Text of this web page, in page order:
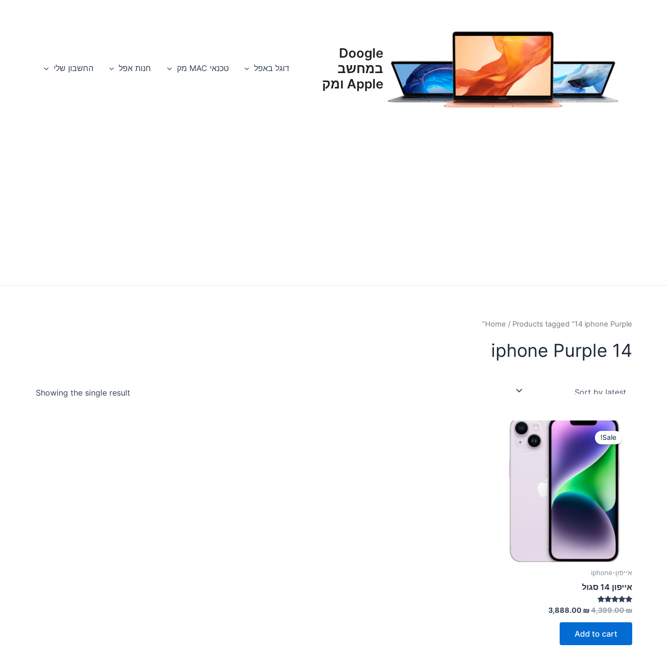
Doogle
במחשב
Apple ומק
דוגל באפל טכנאי MAC מק חנות אפל החשבון שלי
Home / Products tagged “14 iphone Purple”
14 iphone Purple
Showing the single result
Sale!
אייפון-iphone
אייפון 14 סגול
Rated
out of 5
4,399.00₪
3,888.00 ₪
Add to cart